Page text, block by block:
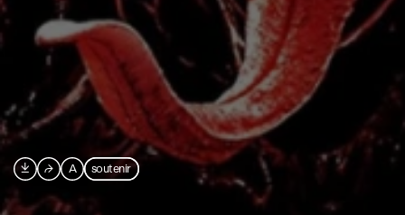
 ⮫ A soutenir